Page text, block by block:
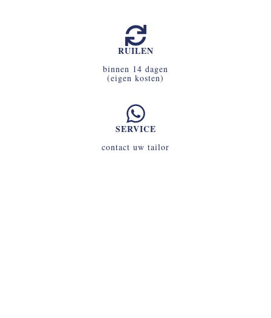
RUILEN
binnen 14 dagen
(eigen kosten)
SERVICE
contact uw tailor